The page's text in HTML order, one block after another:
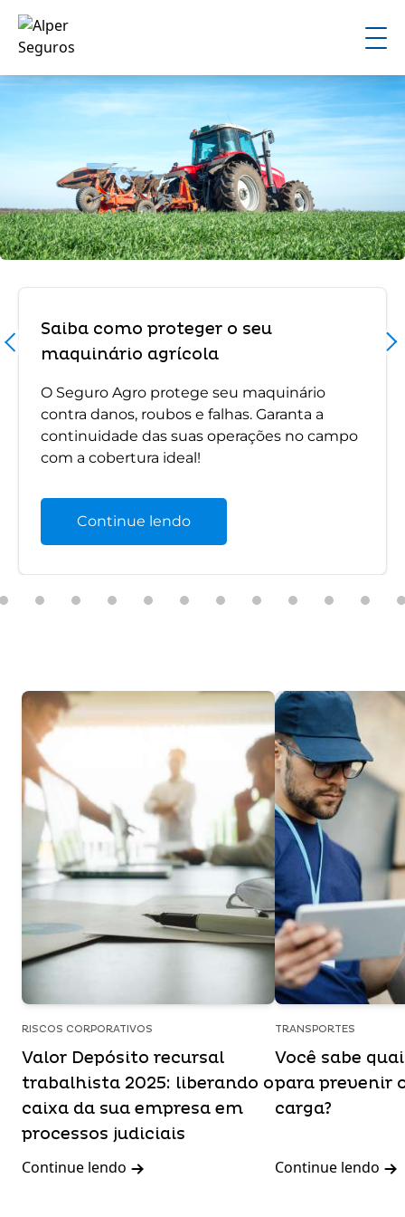
Saiba como proteger o seu
maquinário agrícola
O Seguro Agro protege seu maquinário
contra danos, roubos e falhas. Garanta a
continuidade das suas operações no campo
com a cobertura ideal!
Continue lendo
RISCOS CORPORATIVOS
Valor Depósito recursal
trabalhista 2025: liberando o
caixa da sua empresa em
processos judiciais
Continue lendo
TRANSPORTES
Você sabe
para prevenir
carga?
Continue lendo